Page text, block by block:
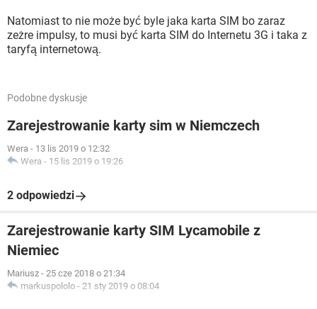
Natomiast to nie może być byle jaka karta SIM bo zaraz
zeżre impulsy, to musi być karta SIM do Internetu 3G i taka z
taryfą internetową.
Podobne dyskusje
Zarejestrowanie karty sim w Niemczech
Wera - 13 lis 2019 o 12:32
Wera - 15 lis 2019 o 19:26
2 odpowiedzi
Zarejestrowanie karty SIM Lycamobile z
Niemiec
Mariusz - 25 cze 2018 o 21:34
markuspololo - 21 sty 2019 o 08:04